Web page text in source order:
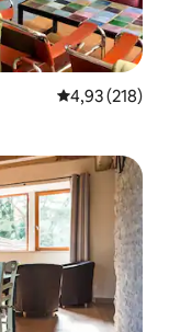
Calificación
4,93 (218)